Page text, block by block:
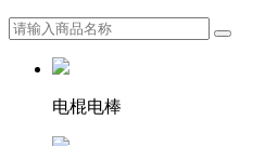
电棍电棒